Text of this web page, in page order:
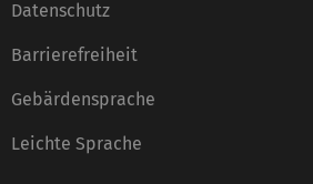
Datenschutz
Barrierefreiheit
Gebärdensprache
Leichte Sprache